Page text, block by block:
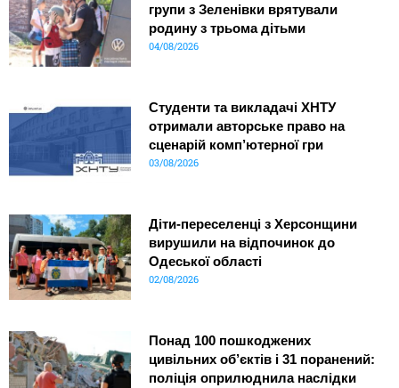
групи з Зеленівки врятували
родину з трьома дітьми
04/08/2026
Студенти та викладачі ХНТУ
отримали авторське право на
сценарій комп’ютерної гри
03/08/2026
Діти-переселенці з Херсонщини
вирушили на відпочинок до
Одеської області
02/08/2026
Понад 100 пошкоджених
цивільних об’єктів і 31 поранений:
поліція оприлюднила наслідки